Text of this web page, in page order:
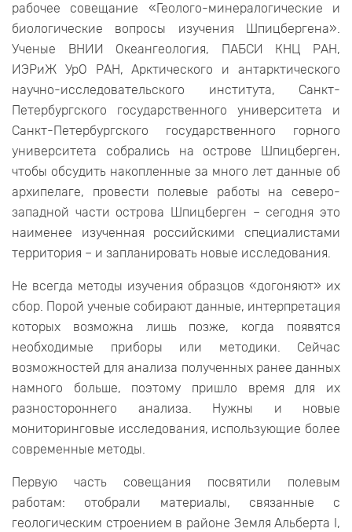
рабочее совещание «Геолого-минералогические и
биологические вопросы изучения Шпицбергена».
Ученые ВНИИ Океангеология, ПАБСИ КНЦ РАН,
ИЭРиЖ УрО РАН, Арктического и антарктического
научно-исследовательского института, Санкт-
Петербургского государственного университета и
Санкт-Петербургского государственного горного
университета собрались на острове Шпицберген,
чтобы обсудить накопленные за много лет данные об
архипелаге, провести полевые работы на северо-
западной части острова Шпицберген – сегодня это
наименее изученная российскими специалистами
территория – и запланировать новые исследования.
Не всегда методы изучения образцов «догоняют» их
сбор. Порой ученые собирают данные, интерпретация
которых возможна лишь позже, когда появятся
необходимые приборы или методики. Сейчас
возможностей для анализа полученных ранее данных
намного больше, поэтому пришло время для их
разностороннего анализа. Нужны и новые
мониторинговые исследования, использующие более
современные методы.
Первую часть совещания посвятили полевым
работам: отобрали материалы, связанные с
геологическим строением в районе Земля Альберта I,